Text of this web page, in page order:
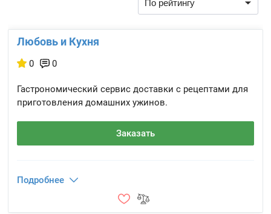
Любовь и Кухня
0 0
Гастрономический сервис доставки с рецептами для
приготовления домашних ужинов.
Заказать
Подробнее